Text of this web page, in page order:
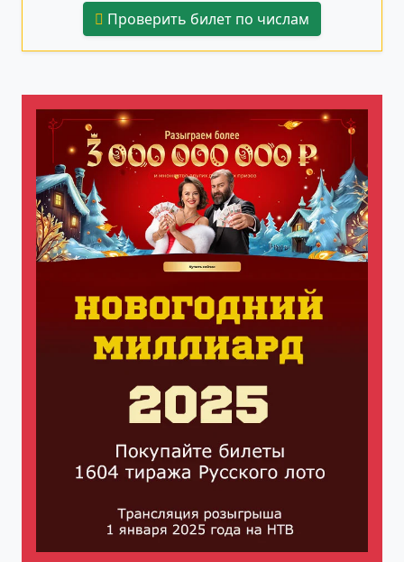
Проверить билет по числам